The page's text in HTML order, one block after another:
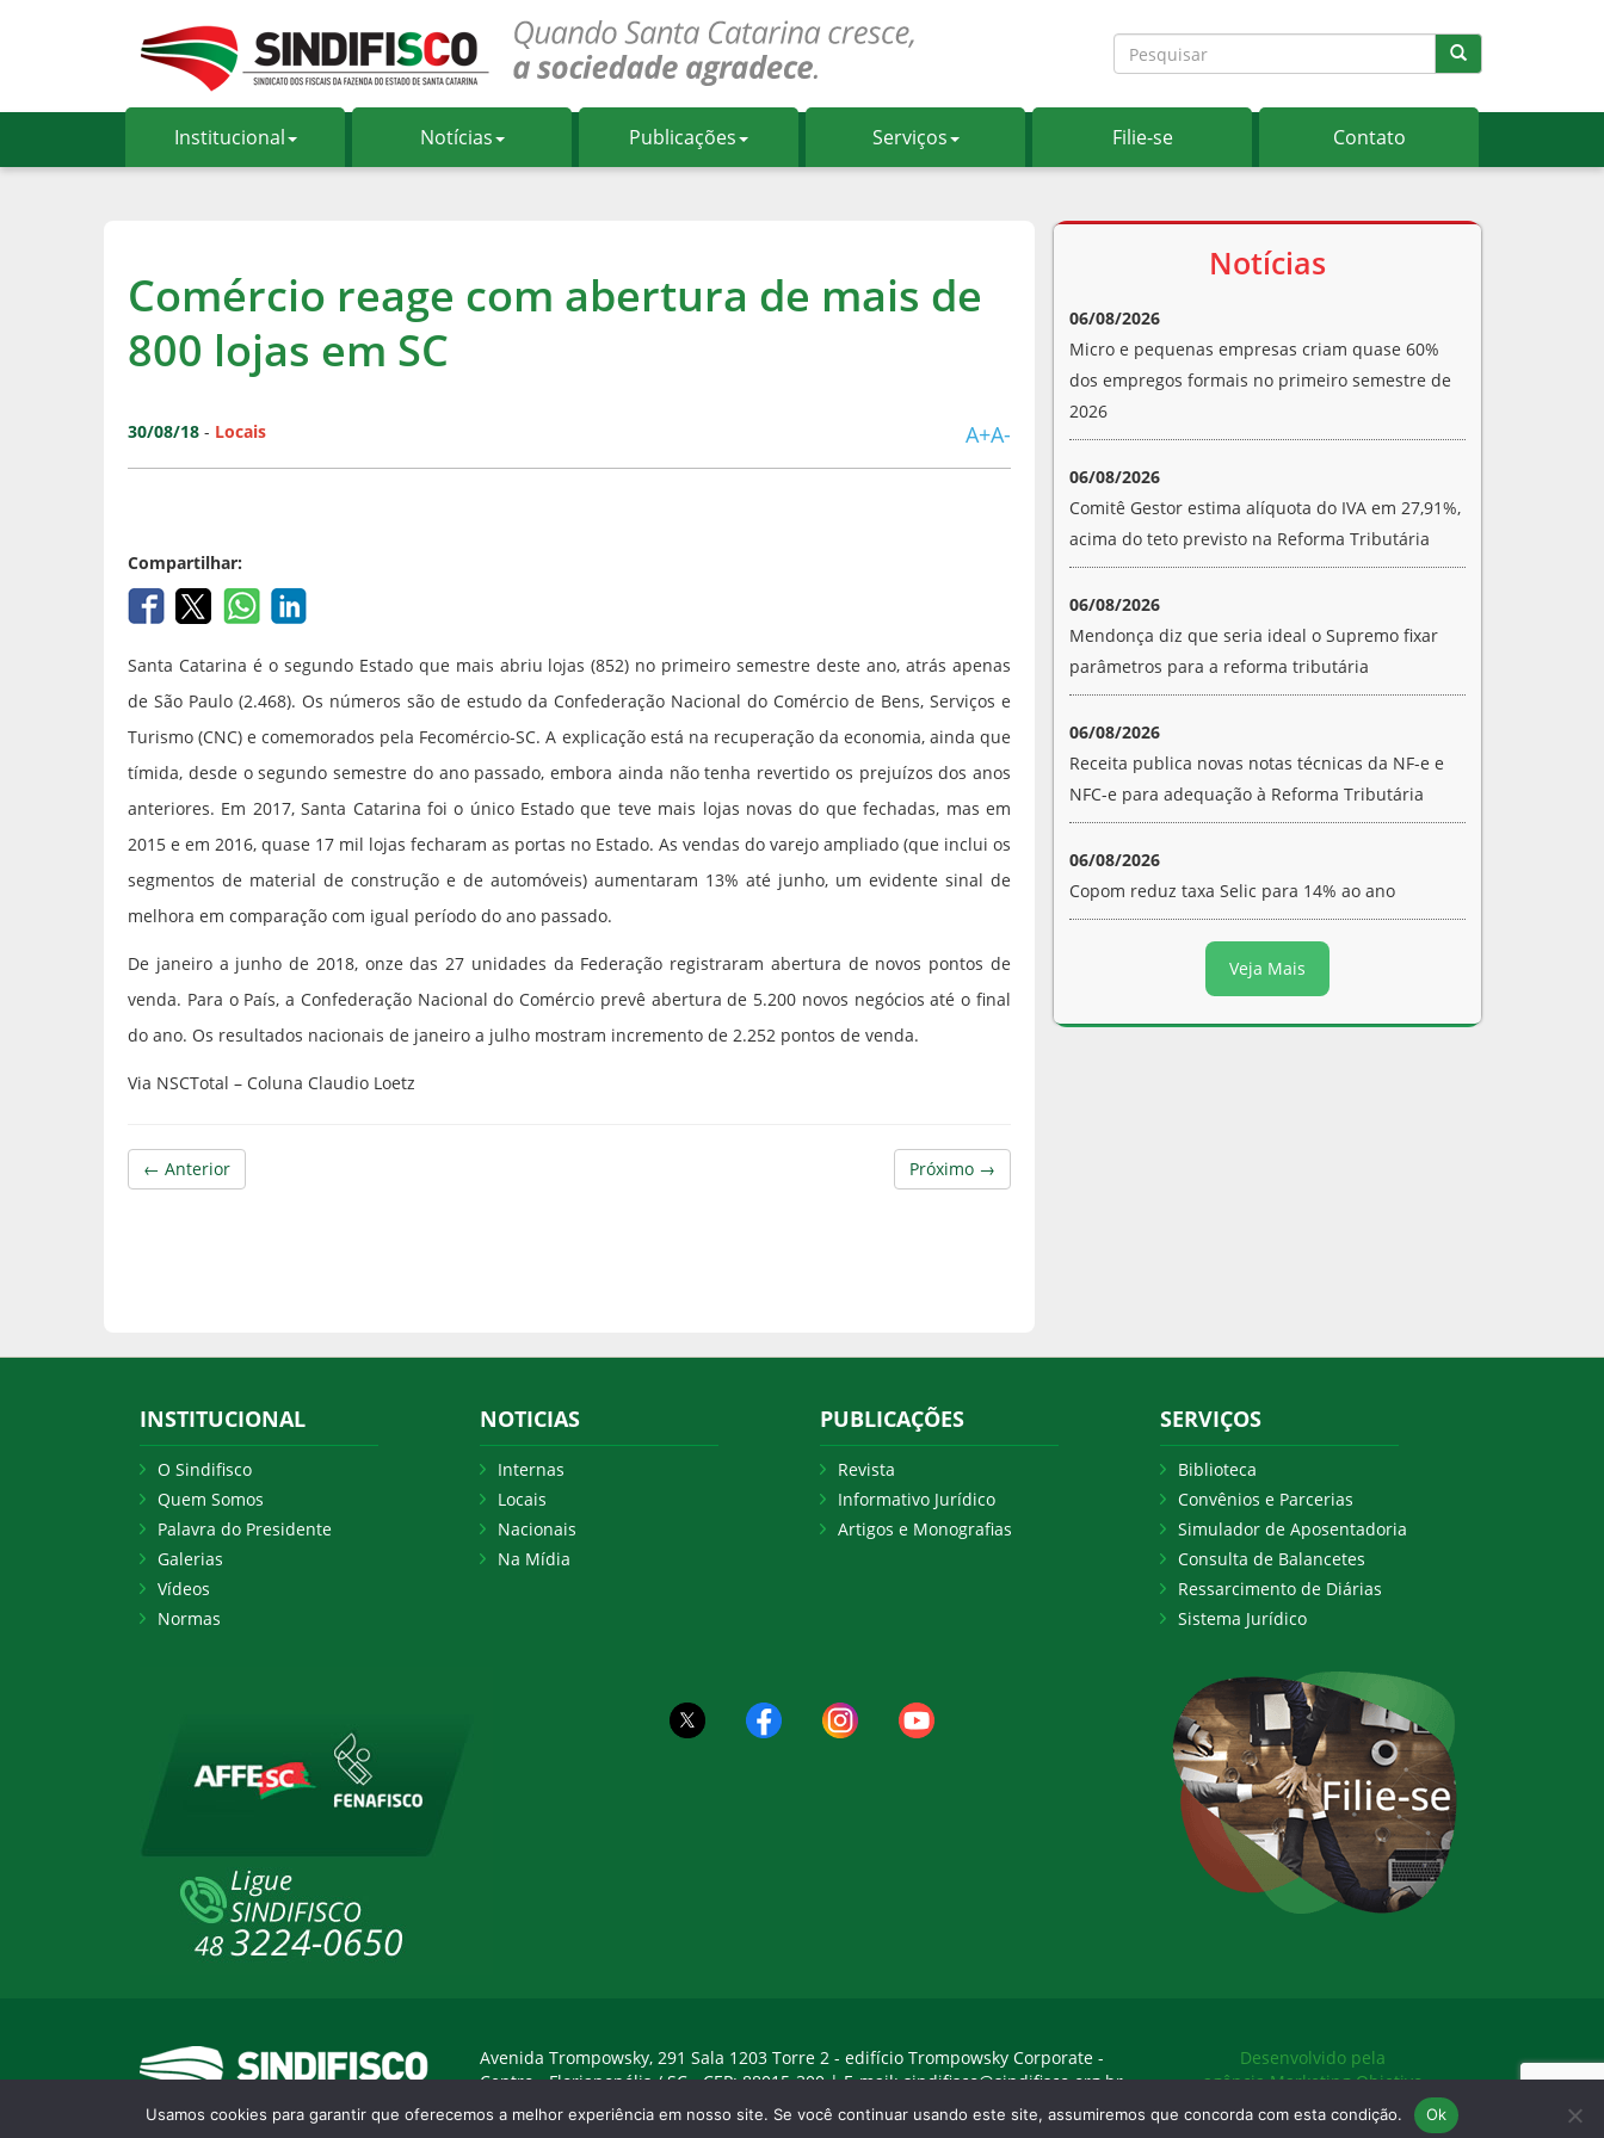
Institucional Notícias Publicações Serviços Filie-se Contato
Comércio reage com abertura de mais de
800 lojas em SC
30/08/18 - Locais A+A-
Compartilhar:
Santa Catarina é o segundo Estado que mais abriu lojas (852) no primeiro semestre deste ano, atrás apenas
de São Paulo (2.468). Os números são de estudo da Confederação Nacional do Comércio de Bens, Serviços e
Turismo (CNC) e comemorados pela Fecomércio-SC. A explicação está na recuperação da economia, ainda que
tímida, desde o segundo semestre do ano passado, embora ainda não tenha revertido os prejuízos dos anos
anteriores. Em 2017, Santa Catarina foi o único Estado que teve mais lojas novas do que fechadas, mas em
2015 e em 2016, quase 17 mil lojas fecharam as portas no Estado. As vendas do varejo ampliado (que inclui os
segmentos de material de construção e de automóveis) aumentaram 13% até junho, um evidente sinal de
melhora em comparação com igual período do ano passado.
De janeiro a junho de 2018, onze das 27 unidades da Federação registraram abertura de novos pontos de
venda. Para o País, a Confederação Nacional do Comércio prevê abertura de 5.200 novos negócios até o final
do ano. Os resultados nacionais de janeiro a julho mostram incremento de 2.252 pontos de venda.
Via NSCTotal – Coluna Claudio Loetz
Próximo →
← Anterior
Notícias
06/08/2026
Micro e pequenas empresas criam quase 60%
dos empregos formais no primeiro semestre de
2026
06/08/2026
Comitê Gestor estima alíquota do IVA em 27,91%,
acima do teto previsto na Reforma Tributária
06/08/2026
Mendonça diz que seria ideal o Supremo fixar
parâmetros para a reforma tributária
06/08/2026
Receita publica novas notas técnicas da NF-e e
NFC-e para adequação à Reforma Tributária
06/08/2026
Copom reduz taxa Selic para 14% ao ano
Veja Mais
INSTITUCIONAL
O Sindifisco
Quem Somos
Palavra do Presidente
Galerias
Vídeos
Normas
NOTICIAS
Internas
Locais
Nacionais
Na Mídia
PUBLICAÇÕES
Revista
Informativo Jurídico
Artigos e Monografias
SERVIÇOS
Biblioteca
Convênios e Parcerias
Simulador de Aposentadoria
Consulta de Balancetes
Ressarcimento de Diárias
Sistema Jurídico
Avenida Trompowsky, 291 Sala 1203 Torre 2 - edifício Trompowsky Corporate -
Centro - Florianopólis / SC - CEP: 88015-300 |E-mail:sindifisco@sindifisco.org.br
Desenvolvido pela
agência Marketing Objetivo
Usamos cookies para garantir que oferecemos a melhor experiência em nosso site. Se você continuar usando este site, assumiremos que concorda com esta condição. Ok